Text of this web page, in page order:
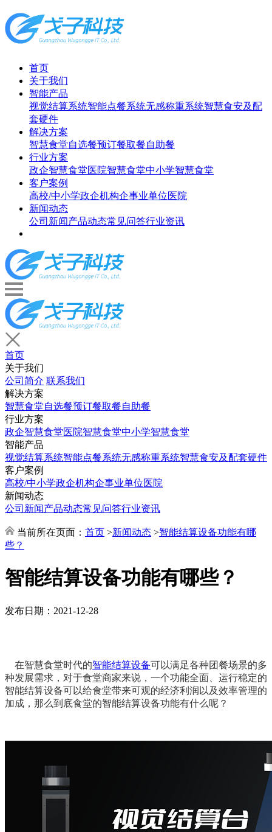
首页
关于我们
智能产品
视觉结算系统智能点餐系统无感称重系统智慧食安及配
套硬件
解决方案
智慧食堂自选餐预订餐取餐自助餐
行业方案
政企智慧食堂医院智慧食堂中小学智慧食堂
客户案例
高校/中小学政企机构企事业单位医院
新闻动态
公司新闻产品动态常见问答行业资讯
首页
关于我们
公司简介 联系我们
解决方案
智慧食堂自选餐预订餐取餐自助餐
行业方案
政企智慧食堂医院智慧食堂中小学智慧食堂
智能产品
视觉结算系统智能点餐系统无感称重系统智慧食安及配套硬件
客户案例
高校/中小学政企机构企事业单位医院
新闻动态
公司新闻产品动态常见问答行业资讯
当前所在页面： 首页 >新闻动态 >智能结算设备功能有哪
些？
智能结算设备功能有哪些？
发布日期：2021-12-28
在智慧食堂时代的智能结算设备可以满足各种团餐场景的多
种发展需求，对于食堂商家来说，一个功能全面、运行稳定的
智能结算设备可以给食堂带来可观的经济利润以及效率管理的
加成，那么到底食堂的智能结算设备功能有什么呢？